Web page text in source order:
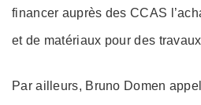
financer auprès des CCAS
et de matériaux pour des
Par ailleurs, Bruno Domen